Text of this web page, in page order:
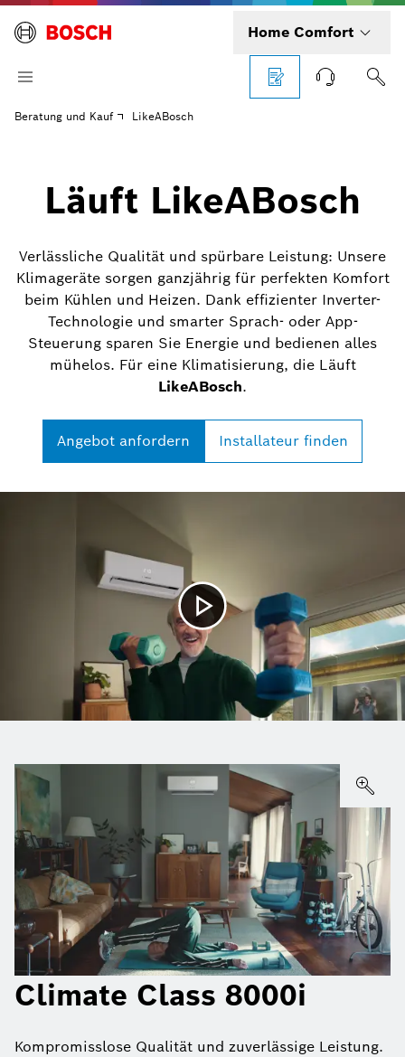
Home Comfort
Beratung und Kauf LikeABosch
Läuft LikeABosch
Verlässliche Qualität und spürbare Leistung: Unsere
Klimageräte sorgen ganzjährig für perfekten Komfort
beim Kühlen und Heizen. Dank effizienter Inverter-
Technologie und smarter Sprach- oder App-
Steuerung sparen Sie Energie und bedienen alles
mühelos. Für eine Klimatisierung, die Läuft
LikeABosch.
Angebot anfordern Installateur finden
Climate Class 8000i
Kompromisslose Qualität und zuverlässige Leistung.